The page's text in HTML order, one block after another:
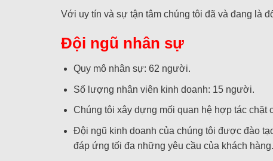
Với uy tín và sự tận tâm chúng tôi đã và đang là
Đội ngũ nhân sự
Quy mô nhân sự: 62 người.
Số lượng nhân viên kinh doanh: 15 người.
Chúng tôi xây dựng mối quan hệ hợp tác
Đội ngũ kinh doanh của chúng tôi được đào
đáp ứng tối đa những yêu cầu của khách hàng.